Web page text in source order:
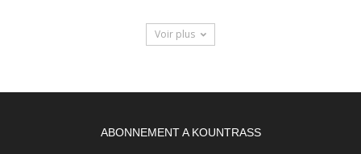
Voir plus
ABONNEMENT A KOUNTRASS